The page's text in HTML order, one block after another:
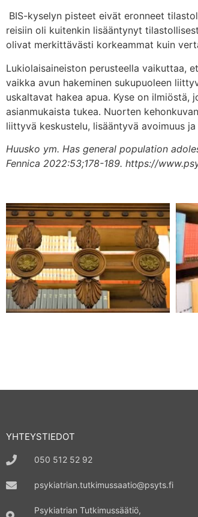
BIS-kyselyn pisteet eivät eronneet
reisiin oli kuitenkin lisääntynyt
olivat merkittävästi korkeammat kuin
Lukiolaisaineiston perusteella vaikuttaa,
vaikka avun hakeminen sukupuoleen
uskaltavat hakea apua. Kyse on
asianmukaista tukea. Nuorten
liittyvä keskustelu, lisääntyvä avoimuus
Huusko ym. Has general population
Fennica 2022:53;178-189. https://
YHTEYSTIEDOT
050 512 52 92
psykiatrian.tutkimussaatio@psyts.fi
Psykiatrian Tutkimussäätiö,